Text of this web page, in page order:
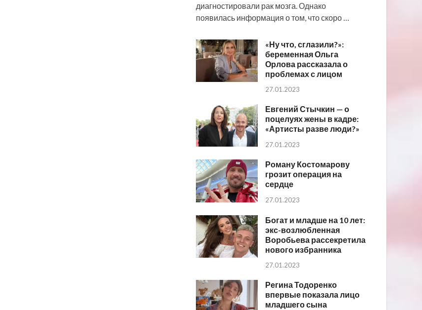
диагностировали рак мозга. Однако
появилась информация о том, что скоро …
«Ну что, сглазили?»:
беременная Ольга
Орлова рассказала о
проблемах с лицом
27.01.2023
Евгений Стычкин — о
поцелуях жены в кадре:
«Артисты разве люди?»
27.01.2023
Роману Костомарову
грозит операция на
сердце
27.01.2023
Богат и младше на 10 лет:
экс-возлюбленная
Воробьева рассекретила
нового избранника
27.01.2023
Регина Тодоренко
впервые показала лицо
младшего сына